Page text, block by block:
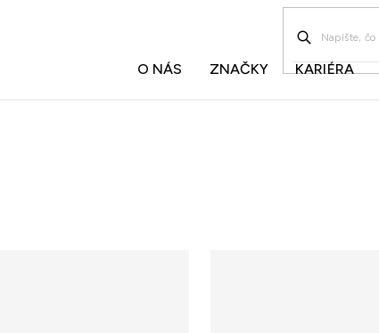
O NÁS ZNAČKY KARIÉRA